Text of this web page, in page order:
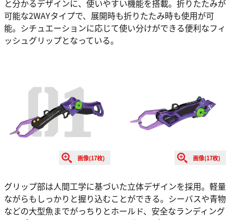
と分かるデザインに、使いやすい機能を搭載。折りたたみが
可能な2WAYタイプで、展開時も折りたたみ時も使用が可
能。シチュエーションに応じて使い分けができる便利なフィ
ッシュグリップとなっている。
画像(17枚) 画像(17枚)
グリップ部は人間工学に基づいた立体デザインを採用。軽量
ながらもしっかりと握り込むことができる。シーバスや青物
などの大型魚までがっちりとホールド、安全なランディング